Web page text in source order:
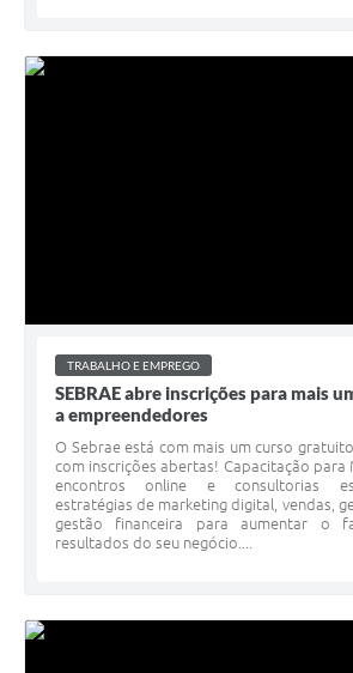
TRABALHO E EMPREGO
SEBRAE abre inscrições para mais
a empreendedores
O Sebrae está com mais um curso
com inscrições abertas! Capacitação para
encontros online e consultorias
estratégias de marketing digital, vendas,
gestão financeira para aumentar o
resultados do seu negócio....